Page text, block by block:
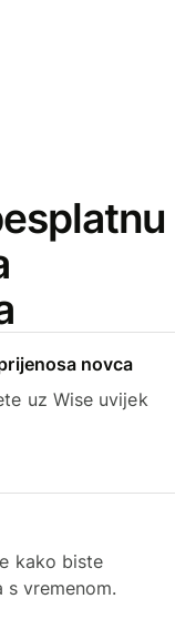
novca
uz Wise uvijek
kako biste
vremenom.